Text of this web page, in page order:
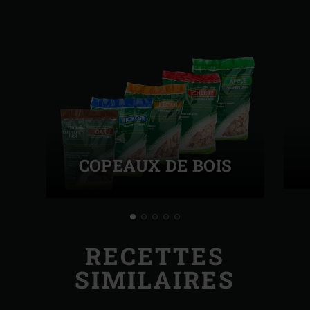
COPEAUX DE BOIS
RECETTES
SIMILAIRES